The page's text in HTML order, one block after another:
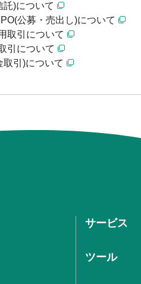
託)について
公募・売出し)について
取引について
引について
取引)について
サービス
ツール